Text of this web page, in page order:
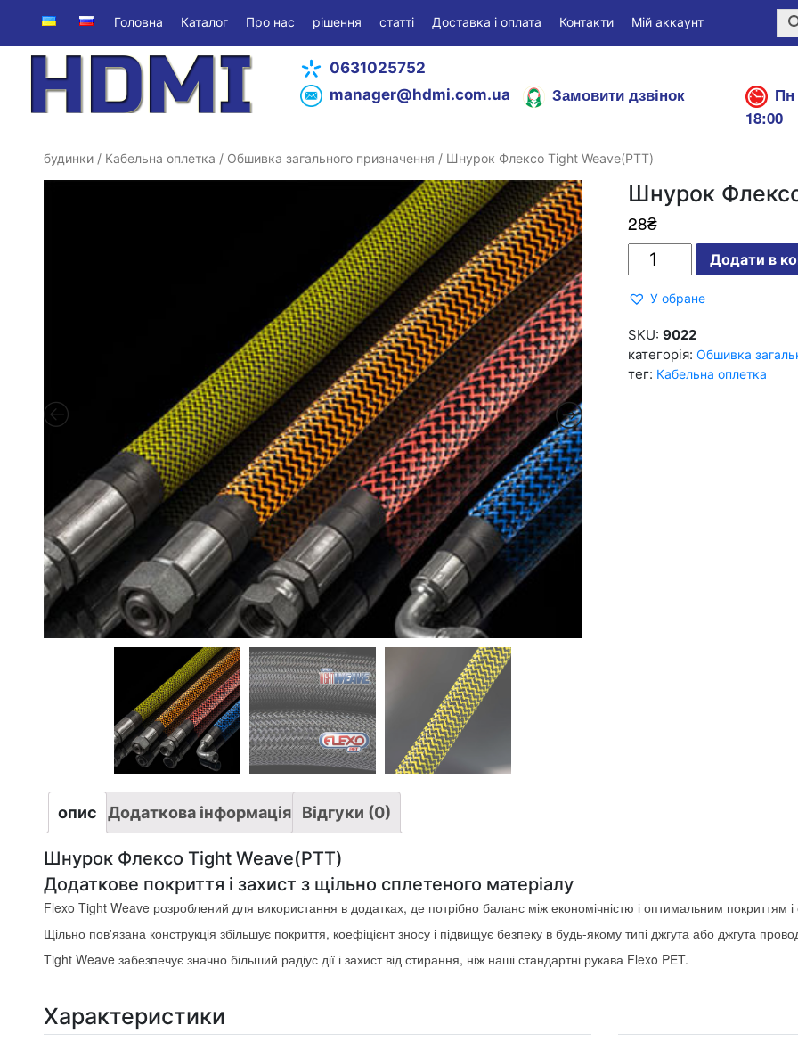
Головна Каталог Про нас рішення статті Доставка і оплата Контакти Мій аккаунт
0631025752
manager@hdmi.com.ua
Замовити дзвінок
Пн
18:00
будинки/ Кабельна оплетка / Обшивка загального призначення / Шнурок Флексо Tight Weave(PTT)
Шнурок
28₴
Tight
кількість
Додати в
У обране
SKU: 9022
категорія: Обшивка
тег: Кабельна оплетка
опис Додаткова інформація Відгуки (0)
Шнурок Флексо Tight Weave(PTT)
Додаткове покриття і захист з щільно сплетеного матеріалу
Flexo Tight Weave розроблений для використання в додатках, де потрібно баланс між економічністю і оптимальним покриттям і
Щільно пов'язана конструкція збільшує покриття, коефіцієнт зносу і підвищує безпеку в будь-якому типі джгута або джгута
Tight Weave забезпечує значно більший радіус дії і захист від стирання, ніж наші стандартні рукава Flexo PET.
Характеристики